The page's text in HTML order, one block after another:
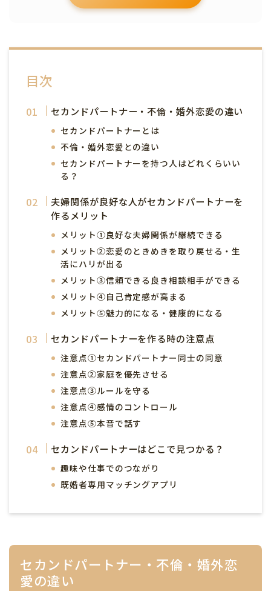
目次
セカンドパートナー・不倫・婚外恋愛の違い
セカンドパートナーとは
不倫・婚外恋愛との違い
セカンドパートナーを持つ人はどれくらいい
る？
夫婦関係が良好な人がセカンドパートナーを
作るメリット
メリット①良好な夫婦関係が継続できる
メリット②恋愛のときめきを取り戻せる・生
活にハリが出る
メリット③信頼できる良き相談相手ができる
メリット④自己肯定感が高まる
メリット⑤魅力的になる・健康的になる
セカンドパートナーを作る時の注意点
注意点①セカンドパートナー同士の同意
注意点②家庭を優先させる
注意点③ルールを守る
注意点④感情のコントロール
注意点⑤本音で話す
セカンドパートナーはどこで見つかる？
趣味や仕事でのつながり
既婚者専用マッチングアプリ
セカンドパートナー・不倫・婚外恋
愛の違い